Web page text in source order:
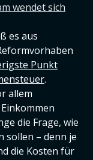
wendet sich
es aus
Punkt
.
allem
die Frage, wie
sollen – denn je
die Kosten für